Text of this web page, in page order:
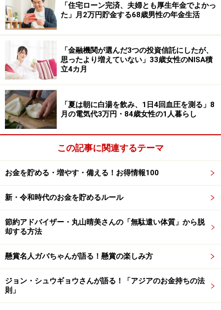
奨学金を借りてよかったかという問いには「どちらとも
いえない」と回答。「奨学金がなければ4年間大学に通
い続けることは難しかったと思うので、借りてよかった
と思います。その反面、仲よくしている友人や自身の妹
は、学生時代に奨学金を借りていなかったため、同じく
らいの収入であっても返済がない分、自由に使えるお金
が多い。それを見ると少しうらやましくなります」と語
ります。
返済経験を通じて「将来家庭を持つのであれば、自分の
子どもには奨学金を借りなくてもよい状況を作ってあげ
たいと感じるようになった」と話されていました。
奨学金の返済に関するエピソードを募集中
です
奨学金の借入・返済にまつわるエピソードをお寄せくだ
さい。投稿は
ーーーーーーーーーーーーーーーー
※本文中のコメントは、投稿内容をもとに読みやすく再
※エピソードは投稿者の当時のものです。現在とはサー
ビスや金額などの情報が異なることがございます
「住宅ローン完済、夫婦とも厚生年金でよかっ
た」月2万円貯金する68歳男性の年金生活
「金融機関が選んだ3つの投資信託にしたが、
思ったより増えていない」33歳女性のNISA積
立4カ月
「夏は朝に白湯を飲み、1日4回血圧を測る」8
月の電気代3万円・84歳女性の1人暮らし
この記事に関連するテーマ
お金を貯める・増やす・備える！お得情報100
新・令和時代のお金を貯めるルール
節約アドバイザー・丸山晴美さんの「無駄遣い体質」から脱
却する方法
懸賞名人ガバちゃんが語る！懸賞の楽しみ方
ジョン・シュウギョウさんが語る！「アジアのお金持ちの法
則」